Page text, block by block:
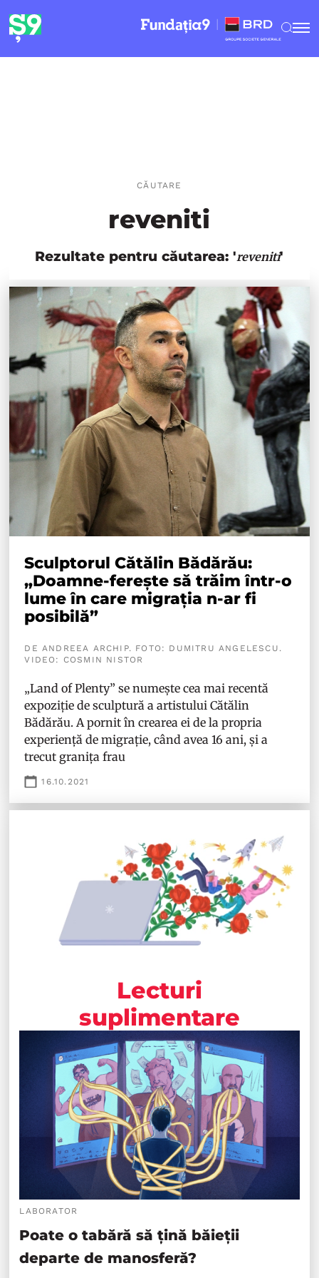
CĂUTARE
reveniti
Rezultate pentru căutarea: 'reveniti'
Sculptorul Cătălin Bădărău:
„Doamne-ferește să trăim într-o
lume în care migrația n-ar fi
posibilă”
DE ANDREEA ARCHIP. FOTO: DUMITRU ANGELESCU.
VIDEO: COSMIN NISTOR
„Land of Plenty” se numește cea mai recentă
expoziție de sculptură a artistului Cătălin
Bădărău. A pornit în crearea ei de la propria
experiență de migrație, când avea 16 ani, și a
trecut granița frau
16.10.2021
Lecturi
suplimentare
LABORATOR
Poate o tabără să țină băieții
departe de manosferă?